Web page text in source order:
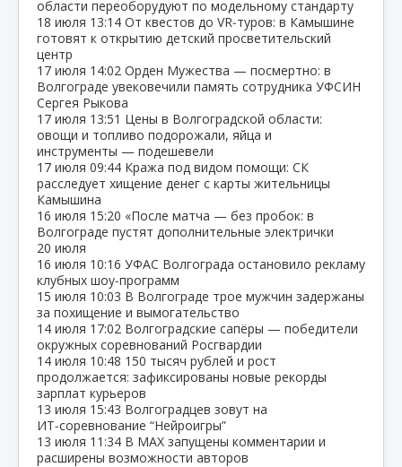
области переоборудуют по модельному стандарту
18 июля 13:14 От квестов до VR‑туров: в Камышине
готовят к открытию детский просветительский
центр
17 июля 14:02 Орден Мужества — посмертно: в
Волгограде увековечили память сотрудника УФСИН
Сергея Рыкова
17 июля 13:51 Цены в Волгоградской области:
овощи и топливо подорожали, яйца и
инструменты — подешевели
17 июля 09:44 Кража под видом помощи: СК
расследует хищение денег с карты жительницы
Камышина
16 июля 15:20 «После матча — без пробок: в
Волгограде пустят дополнительные электрички
20 июля
16 июля 10:16 УФАС Волгограда остановило рекламу
клубных шоу‑программ
15 июля 10:03 В Волгограде трое мужчин задержаны
за похищение и вымогательство
14 июля 17:02 Волгоградские сапёры — победители
окружных соревнований Росгвардии
14 июля 10:48 150 тысяч рублей и рост
продолжается: зафиксированы новые рекорды
зарплат курьеров
13 июля 15:43 Волгоградцев зовут на
ИТ‑соревнование “Нейроигры”
13 июля 11:34 В МАХ запущены комментарии и
расширены возможности авторов